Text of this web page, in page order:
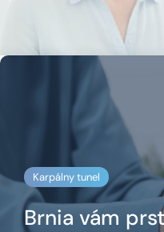
Karpálny tunel
Brnia vám